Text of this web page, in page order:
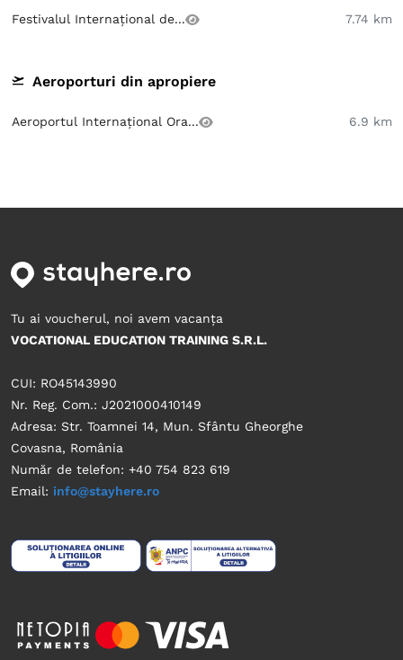
Festivalul Internațional de...
7.74 km
Aeroporturi din apropiere
Aeroportul Internațional Ora... 6.9 km
Tu ai voucherul, noi avem vacanța
VOCATIONAL EDUCATION TRAINING S.R.L.
CUI: RO45143990
Nr. Reg. Com.: J2021000410149
Adresa: Str. Toamnei 14, Mun. Sfântu Gheorghe
Covasna, România
Număr de telefon: +40 754 823 619
Email: info@stayhere.ro